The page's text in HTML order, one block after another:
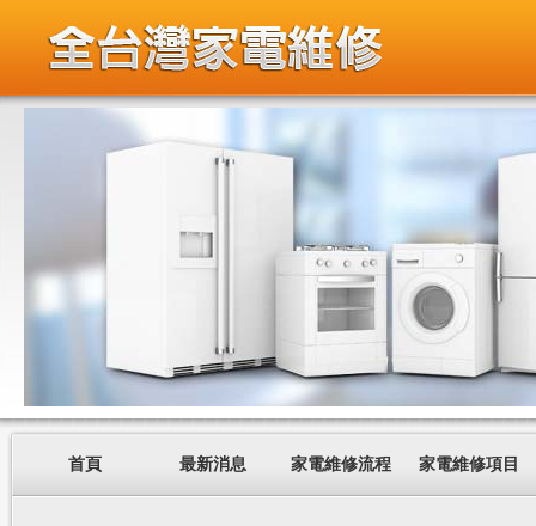
首頁 最新消息 家電維修流程 家電維修項目